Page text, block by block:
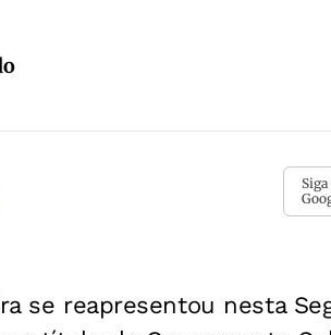
Siga
se reapresentou nesta